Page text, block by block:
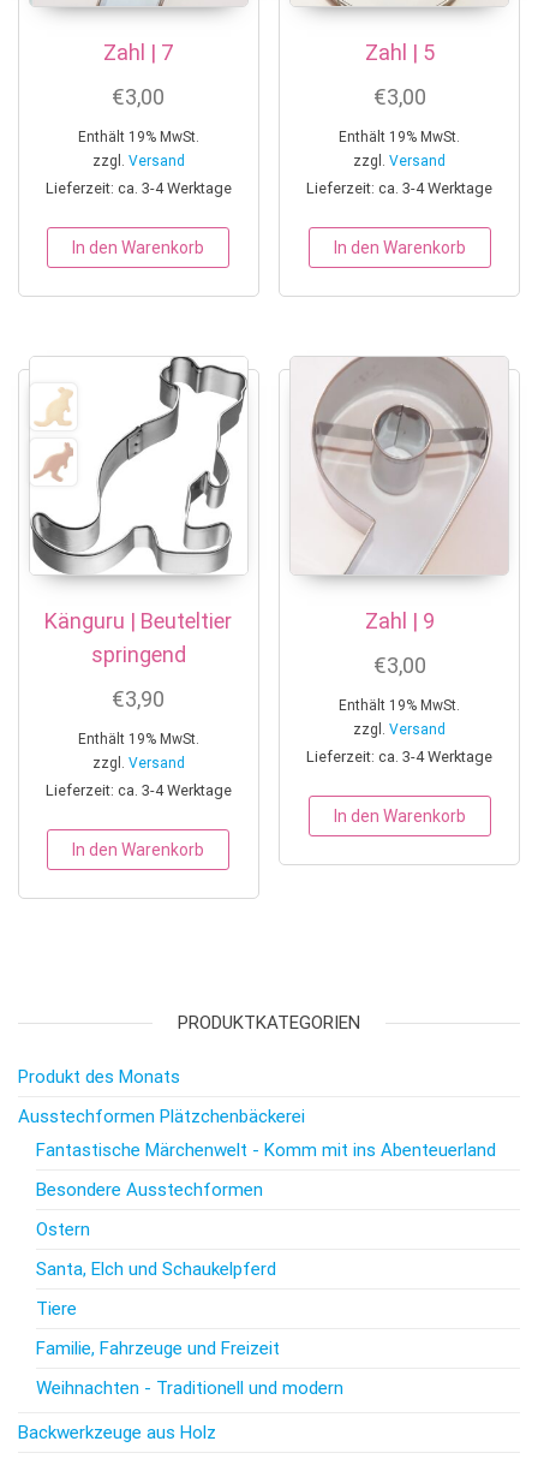
Zahl | 7
€3,00
Enthält 19% MwSt.
zzgl. Versand
Lieferzeit: ca. 3-4 Werktage
In den Warenkorb
Zahl | 5
€3,00
Enthält 19% MwSt.
zzgl.Versand
Lieferzeit: ca. 3-4 Werktage
In den Warenkorb
Känguru | Beuteltier
springend
€3,90
Enthält 19% MwSt.
zzgl. Versand
Lieferzeit: ca. 3-4 Werktage
In den Warenkorb
Zahl | 9
€3,00
Enthält 19% MwSt.
zzgl.Versand
Lieferzeit: ca. 3-4 Werktage
In den Warenkorb
PRODUKTKATEGORIEN
Produkt des Monats
Ausstechformen Plätzchenbäckerei
Fantastische Märchenwelt - Komm mit ins Abenteuerland
Besondere Ausstechformen
Ostern
Santa, Elch und Schaukelpferd
Tiere
Familie, Fahrzeuge und Freizeit
Weihnachten - Traditionell und modern
Backwerkzeuge aus Holz